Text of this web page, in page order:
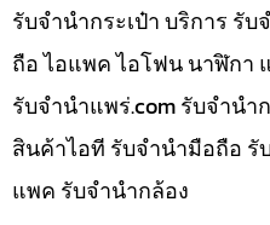
รับจำนำกระเป๋า บริการ รั
ถือ ไอแพค ไอโฟน นาฬิกา
รับจํานําแพร่.com รับจำนำ
สินค้าไอที รับจำนำมือถือ
แพค รับจำนำกล้อง